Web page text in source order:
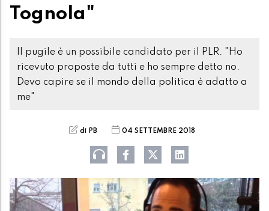
Tognola"
Il pugile è un possibile candidato per il PLR. "Ho
ricevuto proposte da tutti e ho sempre detto no.
Devo capire se il mondo della politica è adatto a
me"
di PB 04 SETTEMBRE 2018